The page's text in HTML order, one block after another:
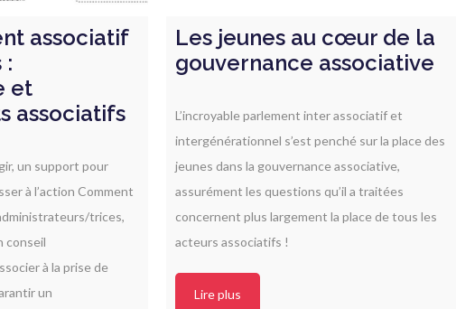
associatif
:
et
associatifs
un support pour
à l’action Comment
trices,
conseil
à la prise de
un
Les jeunes au cœur de la
gouvernance associative
L’incroyable parlement inter associatif et
intergénérationnel s’est penché sur la place des
jeunes dans la gouvernance associative,
assurément les questions qu’il a traitées
concernent plus largement la place de tous les
acteurs associatifs !
Lire plus